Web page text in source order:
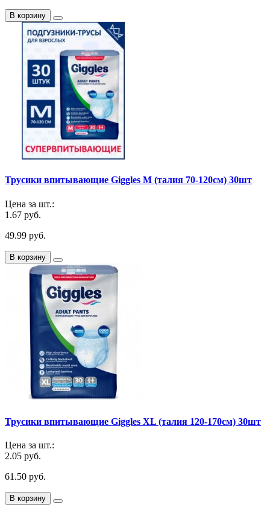
В корзину
Трусики впитывающие Giggles M (талия 70-120см) 30шт
Цена за шт.:
1.67 руб.
49.99 руб.
В корзину
Трусики впитывающие Giggles XL (талия 120-170см) 30шт
Цена за шт.:
2.05 руб.
61.50 руб.
В корзину